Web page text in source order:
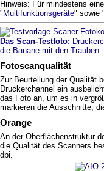
Hinweis: Für mindestens
" Multifunktionsgeräte" sowie "
Das Scan-Testfoto:
die Banane mit den Trauben.
Fotoscanqualität
Zur Beurteilung der Qualität
Druckerchannel ein
das Foto an, um es in
markieren die Ausschnitte,
Orange
An der Oberflächenstruktur
die Qualität des Scanners
dpi.